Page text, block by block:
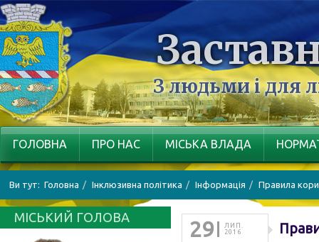
З людьми і для
ГОЛОВНА ПРО НАС МІСЬКА ВЛАДА
Ви тут: Головна Інклюзивна політика Інформація Правила
МІСЬКИЙ ГОЛОВА 29
ЛИП.
2016